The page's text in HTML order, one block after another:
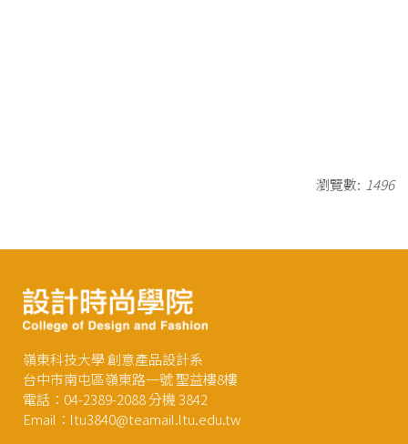
瀏覽數: 1496
嶺東科技大學 創意產品設計系
台中市南屯區嶺東路一號 聖益樓8樓
電話：04-2389-2088 分機 3842
Email：ltu3840@teamail.ltu.edu.tw